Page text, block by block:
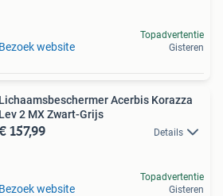
Bezoek website
Topadvertentie
Gisteren
Lichaamsbeschermer Acerbis Korazza
Lev 2 MX Zwart-Grijs
157,99 Details
Bezoek website
Topadvertentie
Gisteren